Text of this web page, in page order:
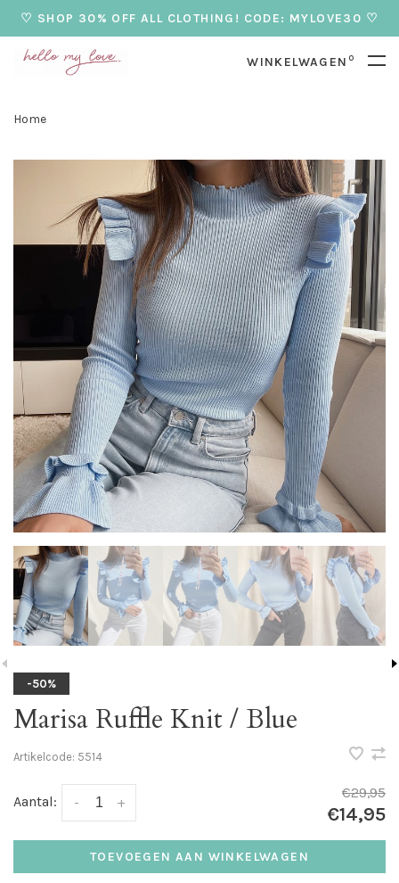
♡ SHOP 30% OFF ALL CLOTHING! CODE: MYLOVE30 ♡
WINKELWAGEN 0
Home
-50%
Marisa Ruffle Knit / Blue
Artikelcode: 5514
Aantal: +
-
€29,95
€14,95
TOEVOEGEN AAN WINKELWAGEN